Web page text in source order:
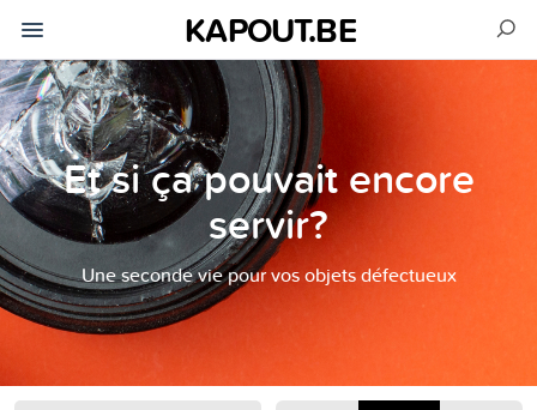
KAPOUT.BE
Et si ça pouvait encore
servir?
Une seconde vie pour vos objets défectueux